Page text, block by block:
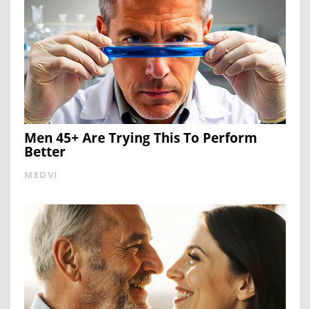
Men 45+ Are Trying This To Perform
Better
MEDVI